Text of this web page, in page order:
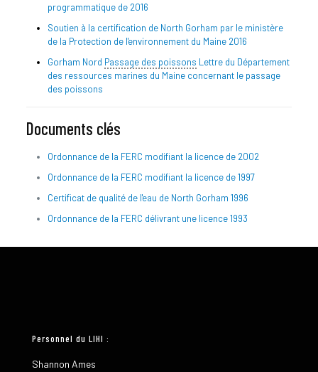
programmatique de 2016
Soutien à la certification de North Gorham par le ministère
de la Protection de l'environnement du Maine 2016
Gorham Nord Passage des poissons Lettre du Département
des ressources marines du Maine concernant le passage
des poissons
Documents clés
Ordonnance de la FERC modifiant la licence de 2002
Ordonnance de la FERC modifiant la licence de 1997
Certificat de qualité de l'eau de North Gorham 1996
Ordonnance de la FERC délivrant une licence 1993
Personnel du LIHI :
Shannon Ames